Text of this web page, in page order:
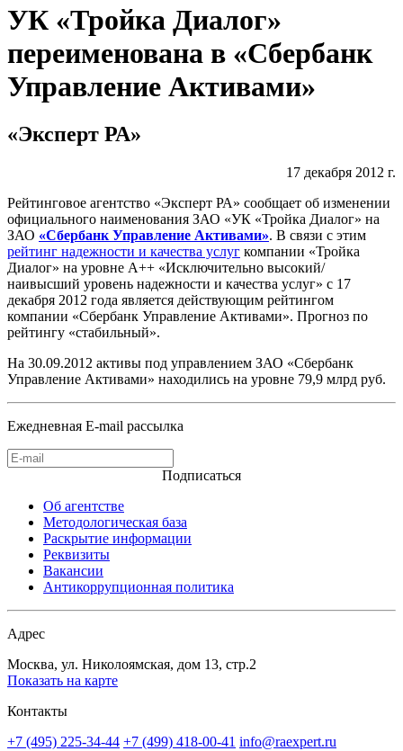
УК «Тройка Диалог»
переименована в «Сбербанк
Управление Активами»
«Эксперт РА»
17 декабря 2012 г.
Рейтинговое агентство «Эксперт РА» сообщает об изменении
официального наименования ЗАО «УК «Тройка Диалог» на
ЗАО «Сбербанк Управление Активами». В связи с этим
рейтинг надежности и качества услуг компании «Тройка
Диалог» на уровне А++ «Исключительно высокий/
наивысший уровень надежности и качества услуг» с 17
декабря 2012 года является действующим рейтингом
компании «Сбербанк Управление Активами». Прогноз по
рейтингу «стабильный».
На 30.09.2012 активы под управлением ЗАО «Сбербанк
Управление Активами» находились на уровне 79,9 млрд руб.
Ежедневная E-mail рассылка
Подписаться
Об агентстве
Методологическая база
Раскрытие информации
Реквизиты
Вакансии
Антикоррупционная политика
Адрес
Москва, ул. Николоямская, дом 13, стр.2
Показать на карте
Контакты
+7 (495) 225-34-44 +7 (499) 418-00-41 info@raexpert.ru